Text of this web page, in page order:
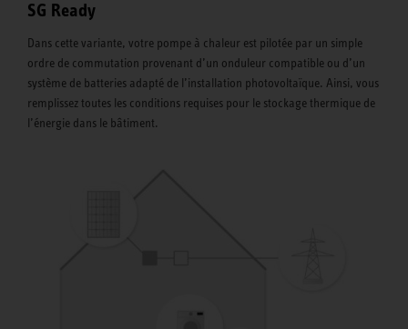
SG Ready
Dans cette variante, votre pompe à chaleur est pilotée par un simple
ordre de commutation provenant d’un onduleur compatible ou d’un
système de batteries adapté de l’installation photovoltaïque. Ainsi, vous
remplissez toutes les conditions requises pour le stockage thermique de
l’énergie dans le bâtiment.